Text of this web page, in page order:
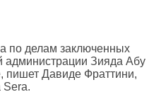
по делам заключенных
администрации Зияда Абу
пишет Давиде Фраттини,
Sera.